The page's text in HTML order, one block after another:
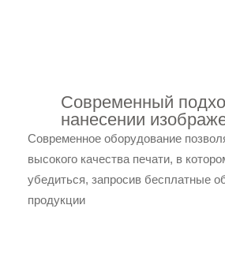
Современный
нанесении
Современное оборудование
высокого качества печати, в
убедиться, запросив бесплатные
продукции